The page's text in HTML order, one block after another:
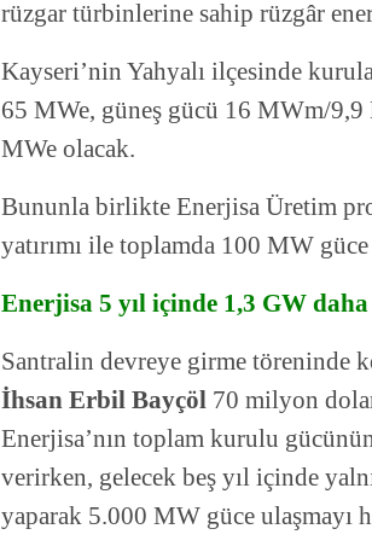
rüzgar türbinlerine sahip rüzgâr
Kayseri’nin Yahyalı ilçesinde
65 MWe, güneş gücü 16 MWm/
MWe olacak.
Bununla birlikte Enerjisa Üretim
yatırımı ile toplamda 100 MW
Enerjisa 5 yıl içinde 1,3 GW
Santralin devreye girme töreninde
İhsan Erbil Bayçöl 70 milyon
Enerjisa’nın toplam kurulu
verirken, gelecek beş yıl içinde
yaparak 5.000 MW güce ulaşmayı